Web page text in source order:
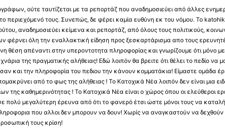
ούτε ταυτίζεται με τα ρεπορτάζ που αναδημοσιεύει από άλλες
περιεχόμενό τους. Συνεπώς, δε φέρει καμία ευθύνη εκ του νόμου. Το
αναδημοσιεύει κείμενα και ρεπορτάζ, από όλους τους πολιτικούς,
όλη την εναλλακτική είδηση προς ξεσκαρτάρισμα απο τους
θέση απέναντι στην υπεροντοτητα πληροφορίας και γνωρίζουμε ότι μόνο με
της πραγματικής αλήθειας! Εδώ λοιπόν θα βρειτε ότι θέλει το πεδίο να
και την πληροφορία του πεδιου την κάνουν κομματάκια! Είμαστε ομάδα
από το φως της αλήθειας ! Το Κατοχικά Νέα λοιπόν δεν είναι μια
της καθημερινότητας ! Το Κατοχικά Νέα είναι ο χώρος όπου οι ελεύθεροι
μεγαλύτερη έρευνα από ότι το φανερό έτσι ώστε μόνοι τους να
που αλλοι δεν μπορουν να δουν! Χωρίς να αναγκαστούν να
τους κρίση!